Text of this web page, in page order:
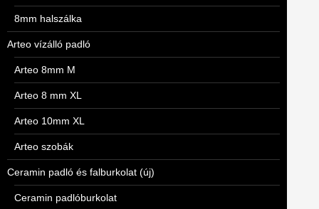
8mm halszálka
Arteo vízálló padló
Arteo 8mm M
Arteo 8 mm XL
Arteo 10mm XL
Arteo szobák
Ceramin padló és falburkolat (új)
Ceramin padlóburkolat